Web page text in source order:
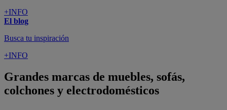
+INFO
El blog
Busca tu inspiración
+INFO
Grandes marcas de muebles, sofás,
colchones y electrodomésticos